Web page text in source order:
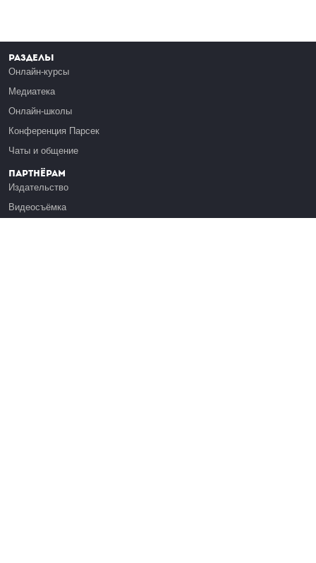
Разделы
Онлайн-курсы
Медиатека
Онлайн-школы
Конференция Парсек
Чаты и общение
Партнёрам
Издательство
Видеосъёмка